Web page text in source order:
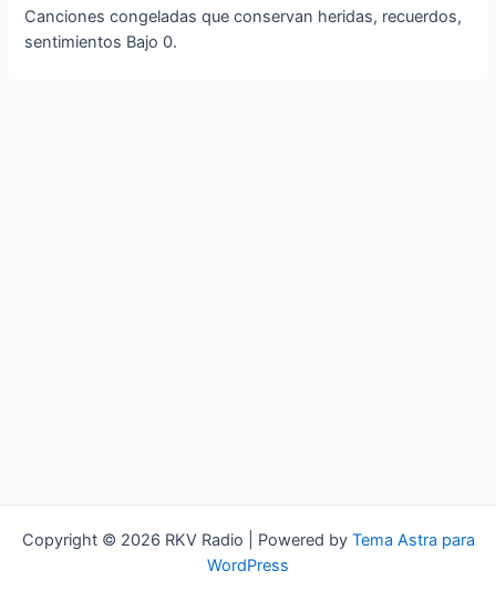
Canciones congeladas que conservan heridas, recuerdos,
sentimientos Bajo 0.
Copyright © 2026 RKV Radio | Powered by Tema Astra para
WordPress